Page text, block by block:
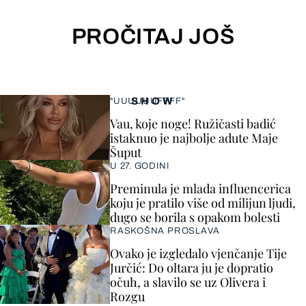
PROČITAJ JOŠ
SHOW
"UUUUUUFFFF"
Vau, koje noge! Ružičasti badić
istaknuo je najbolje adute Maje
Šuput
U 27. GODINI
Preminula je mlada influencerica
koju je pratilo više od milijun ljudi,
dugo se borila s opakom bolesti
RASKOŠNA PROSLAVA
Ovako je izgledalo vjenčanje Tije
Jurčić: Do oltara ju je dopratio
očuh, a slavilo se uz Olivera i
Rozgu